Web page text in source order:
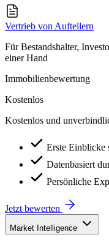
Vertrieb von Aufteilern
Für Bestandshalter,
einer Hand
Immobilienbewertung
Kostenlos
Kostenlos und
Erste Einblicke
Datenbasiert
Persönliche
Jetzt bewerten
Market Intelligence